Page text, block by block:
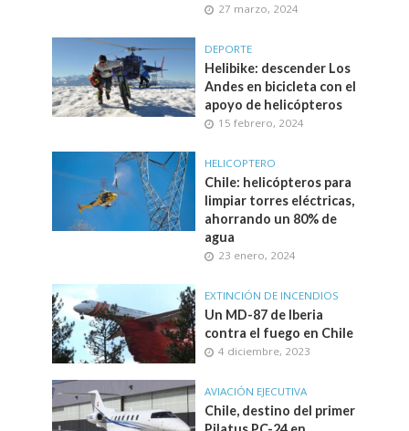
27 marzo, 2024
DEPORTE
Helibike: descender Los
Andes en bicicleta con el
apoyo de helicópteros
15 febrero, 2024
HELICOPTERO
Chile: helicópteros para
limpiar torres eléctricas,
ahorrando un 80% de
agua
23 enero, 2024
EXTINCIÓN DE INCENDIOS
Un MD-87 de Iberia
contra el fuego en Chile
4 diciembre, 2023
AVIACIÓN EJECUTIVA
Chile, destino del primer